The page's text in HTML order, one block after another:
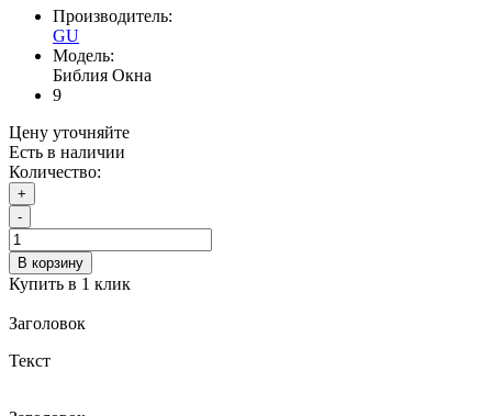
Производитель:
GU
Модель:
Библия Окна
9
Цену уточняйте
Есть в наличии
Количество:
+
-
В корзину
Купить в 1 клик
Заголовок
Текст